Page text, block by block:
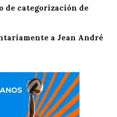
de categorización de
a Jean André